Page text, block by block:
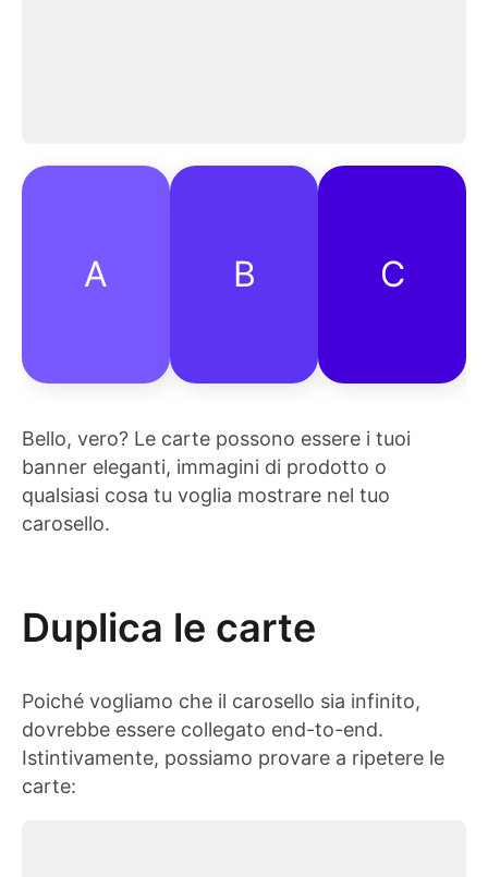
A B C
Bello, vero? Le carte possono essere i tuoi
banner eleganti, immagini di prodotto o
qualsiasi cosa tu voglia mostrare nel tuo
carosello.
Duplica le carte
Poiché vogliamo che il carosello sia infinito,
dovrebbe essere collegato end-to-end.
Istintivamente, possiamo provare a ripetere le
carte: